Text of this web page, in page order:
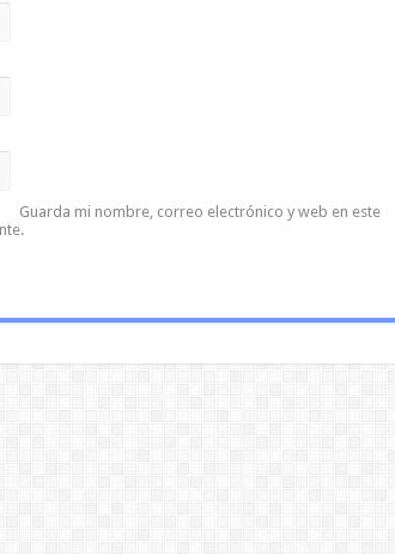
Guarda mi nombre, correo electrónico y web en este